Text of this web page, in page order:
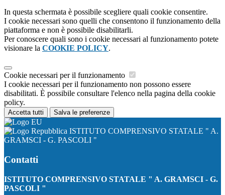
In questa schermata è possibile scegliere quali cookie consentire.
I cookie necessari sono quelli che consentono il funzionamento della
piattaforma e non è possibile disabilitarli.
Per conoscere quali sono i cookie necessari al funzionamento potete
visionare la COOKIE POLICY.
Cookie necessari per il funzionamento
I cookie necessari per il funzionamento non possono essere
disabilitati. È possibile consultare l'elenco nella pagina della cookie
policy.
Accetta tutti Salva le preferenze
ISTITUTO COMPRENSIVO STATALE " A.
GRAMSCI - G. PASCOLI "
Contatti
ISTITUTO COMPRENSIVO STATALE " A. GRAMSCI - G.
PASCOLI "